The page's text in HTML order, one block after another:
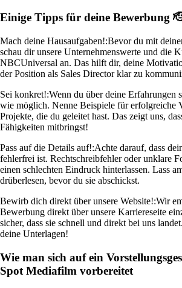
Einige Tipps für deine Bewerbung
Mach deine Hausaufgaben!:Bevor du mit
schau dir unsere Unternehmenswerte und die
NBCUniversal an. Das hilft dir, deine
der Position als Sales Director klar zu
Sei konkret!:Wenn du über deine Erfahrungen
wie möglich. Nenne Beispiele für erfolgreiche
Projekte, die du geleitet hast. Das zeigt uns,
Fähigkeiten mitbringst!
Pass auf die Details auf!:Achte darauf, dass
fehlerfrei ist. Rechtschreibfehler oder unklare
einen schlechten Eindruck hinterlassen. Lass
drüberlesen, bevor du sie abschickst.
Bewirb dich direkt über unsere Website!:Wir
Bewerbung direkt über unsere Karriereseite
sicher, dass sie schnell und direkt bei uns
deine Unterlagen!
Wie man sich auf ein
Spot Mediafilm vorbereitet